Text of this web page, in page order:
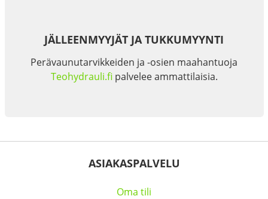
JÄLLEENMYYJÄT JA TUKKUMYYNTI
Perävaunutarvikkeiden ja -osien maahantuoja
Teohydrauli.fi palvelee ammattilaisia.
ASIAKASPALVELU
Oma tili